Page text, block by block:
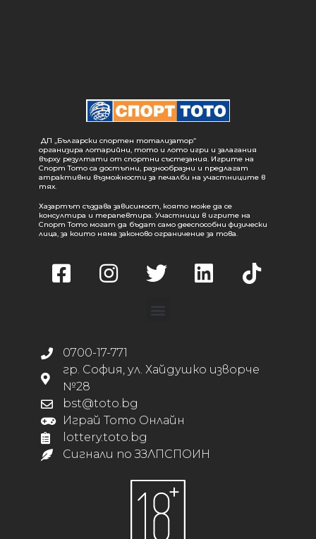
ДП „Български спортен тотализатор“
организира лотарийни, тото и лото игри и залагания
върху резултати от спортни състезания. Игрите на
Спорт Тото са достъпни, разнообразни и предлагат
атрактивни възможности за печалби на участниците в
тях.
Хазартът създава зависимост, която може да се
консултира и терапевтира. Участници в игрите на
Спорт Тото могат да бъдат само дееспособни физически
лица, за които няма законово ограничение за това.
0700-17-771
гр. София, ул. Хайдушко изворче
№28
bst@toto.bg
Играй Тото Онлайн
lottery.toto.bg
Сигнали по ЗЗЛПСПОИН